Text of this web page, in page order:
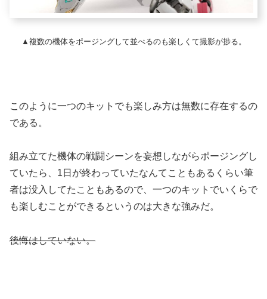
▲複数の機体をポージングして並べるのも楽しくて撮影が捗る。
このように一つのキットでも楽しみ方は無数に存在するの
である。
組み立てた機体の戦闘シーンを妄想しながらポージングし
ていたら、1日が終わっていたなんてこともあるくらい筆
者は没入してたこともあるので、一つのキットでいくらで
も楽しむことができるというのは大きな強みだ。
後悔はしていない。